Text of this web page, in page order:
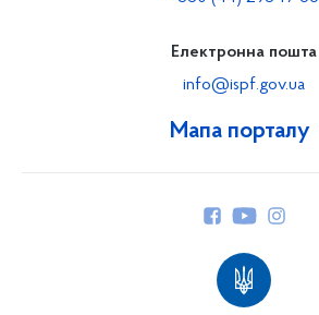
Мапа порталу
Електронна пошта
info@ispf.gov.ua